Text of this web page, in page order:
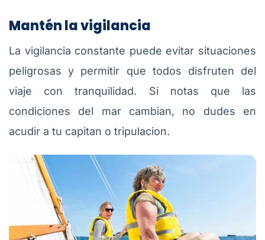
Mantén la vigilancia
La vigilancia constante puede evitar situaciones
peligrosas y permitir que todos disfruten del
viaje con tranquilidad. Si notas que las
condiciones del mar cambian, no dudes en
acudir a tu capitan o tripulacion.